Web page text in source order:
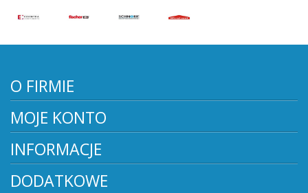
O FIRMIE
MOJE KONTO
INFORMACJE
DODATKOWE